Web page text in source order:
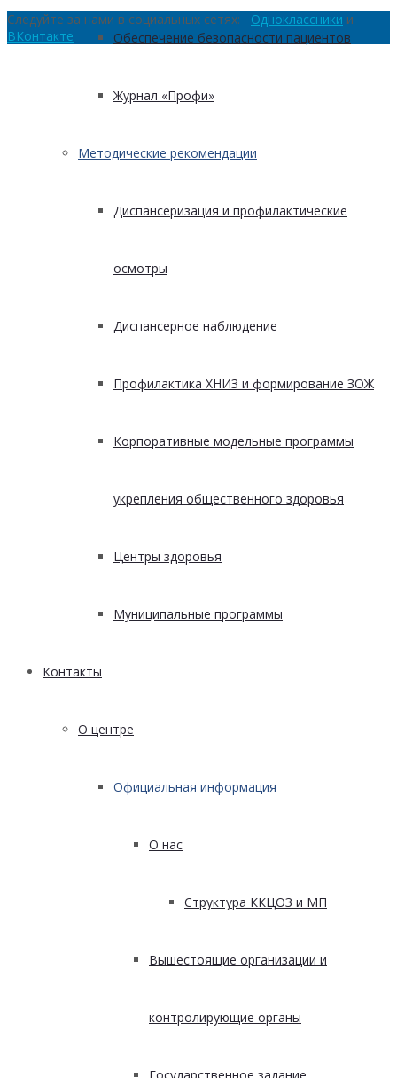
Обеспечение безопасности пациентов
Журнал «Профи»
Методические рекомендации
Диспансеризация и профилактические
осмотры
Диспансерное наблюдение
Профилактика ХНИЗ и формирование ЗОЖ
Корпоративные модельные программы
укрепления общественного здоровья
Центры здоровья
Муниципальные программы
Контакты
О центре
Официальная информация
О нас
Структура ККЦОЗ и МП
Вышестоящие организации и
контролирующие органы
Следуйте за нами в социальных сетях: Одноклассники и
ВКонтакте